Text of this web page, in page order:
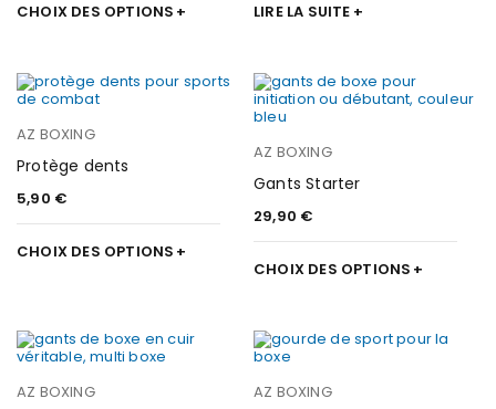
CHOIX DES OPTIONS LIRE LA SUITE
AZ BOXING
Protège dents
5,90 €
CHOIX DES OPTIONS
AZ BOXING
Gants Starter
29,90 €
CHOIX DES OPTIONS
AZ BOXING AZ BOXING